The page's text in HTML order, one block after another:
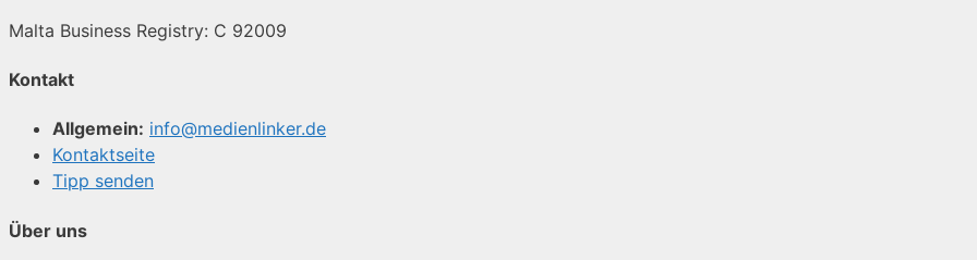
Malta Business Registry: C 92009
Kontakt
Allgemein: info@medienlinker.de
Kontaktseite
Tipp senden
Über uns